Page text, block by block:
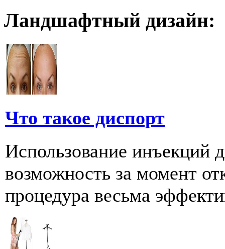
Ландшафтный дизайн:
Что такое диспорт
Использование инъекций
возможность за момент
процедура весьма